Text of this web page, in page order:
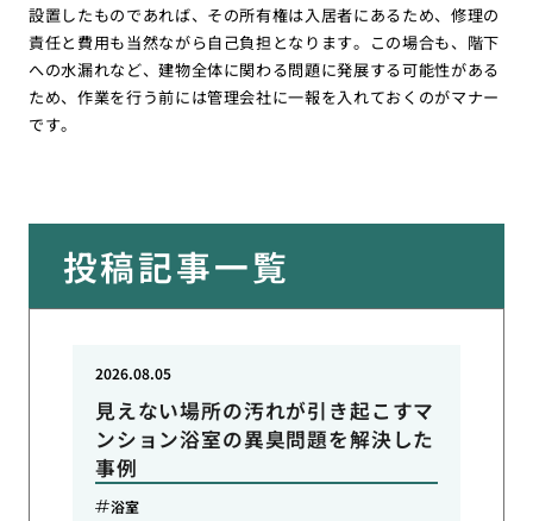
設置したものであれば、その所有権は入居者にあるため、修理の
責任と費用も当然ながら自己負担となります。この場合も、階下
への水漏れなど、建物全体に関わる問題に発展する可能性がある
ため、作業を行う前には管理会社に一報を入れておくのがマナー
です。
投稿記事一覧
見えない場所の汚れが引き起こすマ
ンション浴室の異臭問題を解決した
事例
2026.08.05
浴室